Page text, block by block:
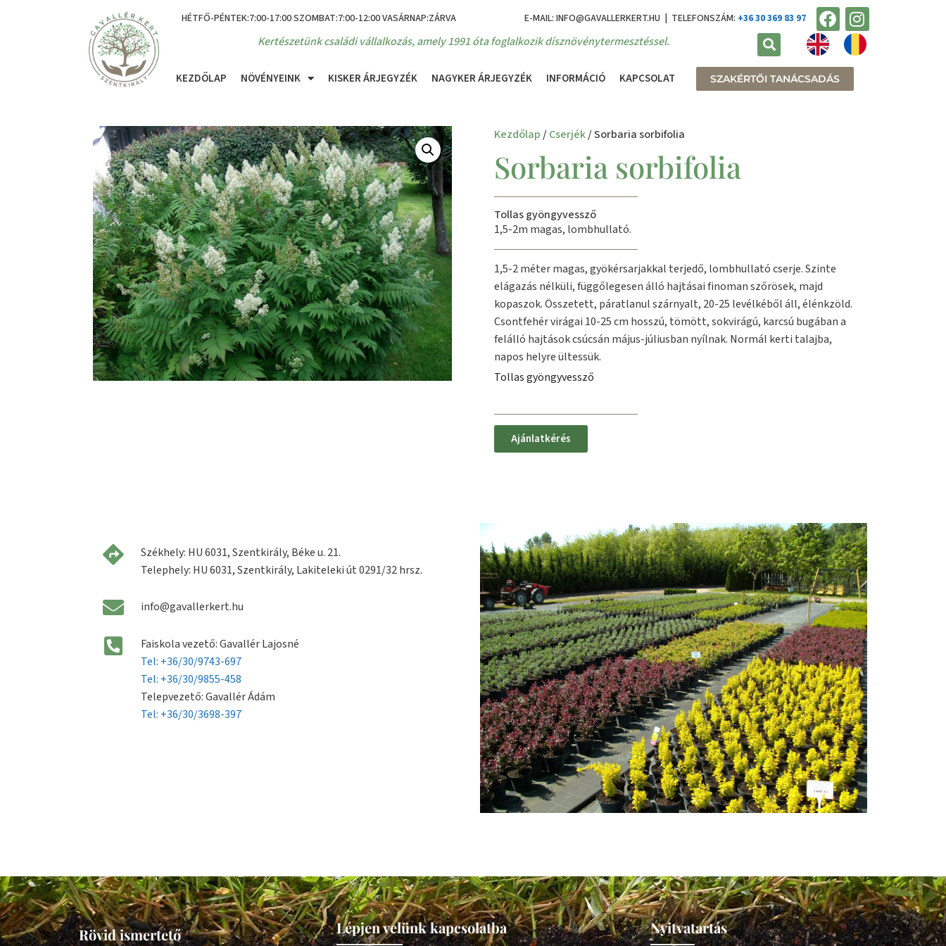
HÉTFŐ-PÉNTEK:7:00-17:00 SZOMBAT:7:00-12:00 VASÁRNAP:ZÁRVA E-MAIL: INFO@GAVALLERKERT.HU | TELEFONSZÁM: +36 30 369 83 97
Kertészetünk családi vállalkozás, amely 1991 óta foglalkozik dísznövénytermesztéssel.
KEZDŐLAP NÖVÉNYEINK KISKER ÁRJEGYZÉK NAGYKER ÁRJEGYZÉK INFORMÁCIÓ KAPCSOLAT SZAKÉRTŐI TANÁCSADÁS
Kezdőlap /Cserjék/ Sorbaria sorbifolia
Sorbaria sorbifolia
Tollas gyöngyvessző
1,5-2m magas, lombhullató.
1,5-2 méter magas, gyökérsarjakkal terjedő, lombhullató cserje. Szinte
elágazás nélküli, függőlegesen álló hajtásai finoman szőrösek, majd
kopaszok. Összetett, páratlanul szárnyalt, 20-25 levélkéből áll, élénkzöld.
Csontfehér virágai 10-25 cm hosszú, tömött, sokvirágú, karcsú bugában a
felálló hajtások csúcsán május-júliusban nyílnak. Normál kerti talajba,
napos helyre ültessük.
Tollas gyöngyvessző
Ajánlatkérés
Székhely: HU 6031, Szentkirály, Béke u. 21.
Telephely: HU 6031, Szentkirály, Lakiteleki út 0291/32 hrsz.
info@gavallerkert.hu
Faiskola vezető: Gavallér Lajosné
Tel: +36/30/9743-697
Tel: +36/30/9855-458
Telepvezető: Gavallér Ádám
Tel: +36/30/3698-397
Rövid ismertető Lépjen velünk kapcsolatba Nyitvatartás